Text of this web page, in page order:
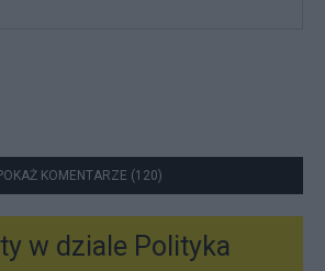
KOMENTARZE (120)
w dziale Polityka